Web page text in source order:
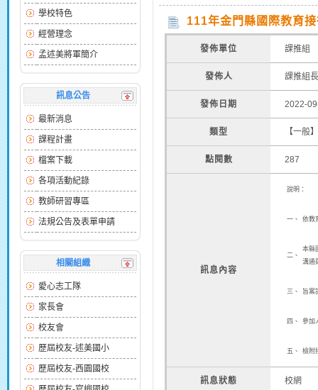
學校特色
經營理念
孟述美將軍簡介
訊息公告
最新消息
課程計畫
檔案下載
各項活動紀錄
教師研習專區
法規公告及表單申請
相關組織
愛心志工隊
家長會
校友會
歷屆校友-述美國小
歷屆校友-西園國校
111年金門縣國際教育
發佈單位 課推組
發佈人 課推組長
發佈日期 2022-
類型 【一般】
點閱數 287
訊息內容
說明：
一、 依教
二、
本縣
溝通
三、 旨案
四、 參加
五、 檢附
訊息狀態 校網